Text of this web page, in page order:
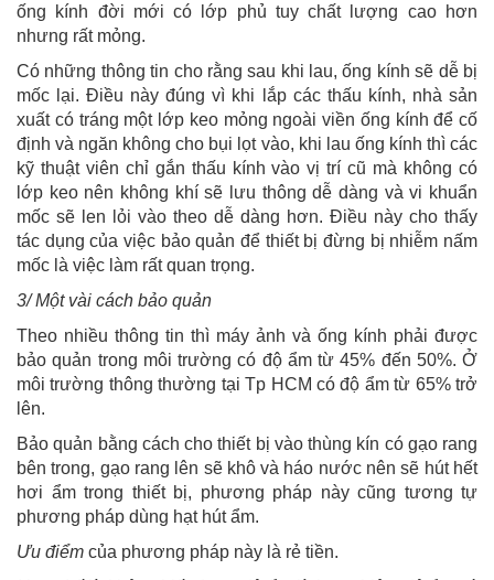
ống kính đời mới có lớp phủ tuy chất lượng cao hơn
nhưng rất mỏng.
Có những thông tin cho rằng sau khi lau, ống kính sẽ dễ bị
mốc lại. Điều này đúng vì khi lắp các thấu kính, nhà sản
xuất có tráng một lớp keo mỏng ngoài viền ống kính để cố
định và ngăn không cho bụi lọt vào, khi lau ống kính thì các
kỹ thuật viên chỉ gắn thấu kính vào vị trí cũ mà không có
lớp keo nên không khí sẽ lưu thông dễ dàng và vi khuẩn
mốc sẽ len lỏi vào theo dễ dàng hơn. Điều này cho thấy
tác dụng của việc bảo quản để thiết bị đừng bị nhiễm nấm
mốc là việc làm rất quan trọng.
3/ Một vài cách bảo quản
Theo nhiều thông tin thì máy ảnh và ống kính phải được
bảo quản trong môi trường có độ ẩm từ 45% đến 50%. Ở
môi trường thông thường tại Tp HCM có độ ẩm từ 65% trở
lên.
Bảo quản bằng cách cho thiết bị vào thùng kín có gạo rang
bên trong, gạo rang lên sẽ khô và háo nước nên sẽ hút hết
hơi ẩm trong thiết bị, phương pháp này cũng tương tự
phương pháp dùng hạt hút ẩm.
Ưu điểm của phương pháp này là rẻ tiền.